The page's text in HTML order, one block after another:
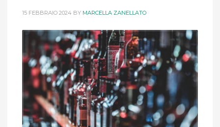
15 FEBBRAIO 2024 BY MARCELLA ZANELLATO